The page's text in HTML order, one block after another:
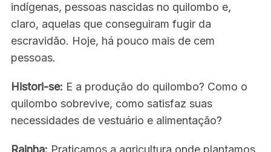
indígenas, pessoas nascidas no quilombo e,
claro, aquelas que conseguiram fugir da
escravidão. Hoje, há pouco mais de cem
pessoas.
Histori-se: E a produção do quilombo? Como o
quilombo sobrevive, como satisfaz suas
necessidades de vestuário e alimentação?
Rainha: Praticamos a agricultura onde plantamos